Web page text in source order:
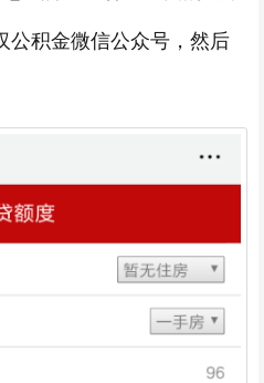
公积金微信公众号，然后